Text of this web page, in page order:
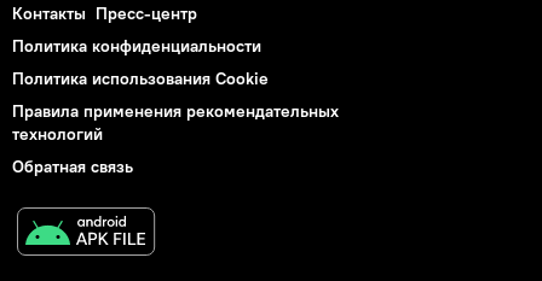
Контакты Пресс-центр
Политика конфиденциальности
Политика использования Cookie
Правила применения рекомендательных
технологий
Обратная связь